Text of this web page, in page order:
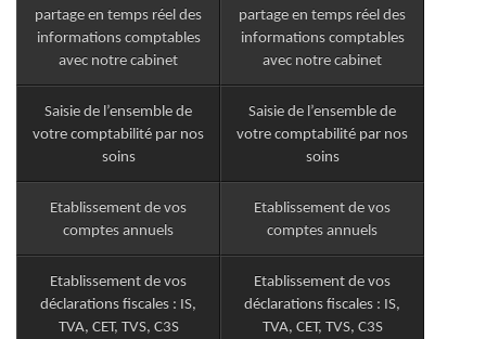
partage en temps réel des
informations comptables
avec notre cabinet
Saisie de l’ensemble de
votre comptabilité par nos
soins
Etablissement de vos
comptes annuels
Etablissement de vos
déclarations fiscales : IS,
TVA, CET, TVS, C3S
partage en temps réel des
informations comptables
avec notre cabinet
Saisie de l’ensemble de
votre comptabilité par nos
soins
Etablissement de vos
comptes annuels
Etablissement de vos
déclarations fiscales : IS,
TVA, CET, TVS, C3S